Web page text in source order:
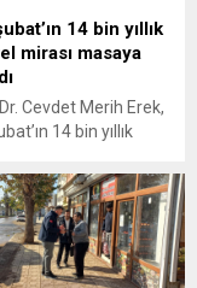
14 bin yıllık
mirası masaya
Cevdet Merih Erek,
14 bin yıllık
Belediyesi,
geçmişini,
zenginliğini ve
mirasını gün
çıkarmak amacıyla